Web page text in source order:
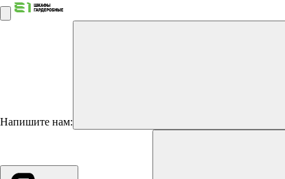
Напишите нам: